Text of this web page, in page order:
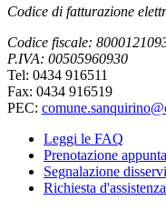
Codice di fatturazione
Codice fiscale:
P.IVA: 00505960930
Tel: 0434 916511
Fax: 0434 916519
PEC:
Leggi le FAQ
Prenotazione
Segnalazione
Richiesta d'assistenza